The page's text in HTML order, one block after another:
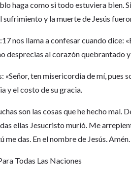
haga como si todo estuviera bien.
sufrimiento y la muerte de Jesús
nos llama a confesar cuando dice:
desprecias al corazón quebrantado
«Señor, ten misericordia de mí, pues
y el costo de su gracia.
son las cosas que he hecho mal.
ellas Jesucristo murió. Me
das. En el nombre de Jesús. Amén.
Todas Las Naciones